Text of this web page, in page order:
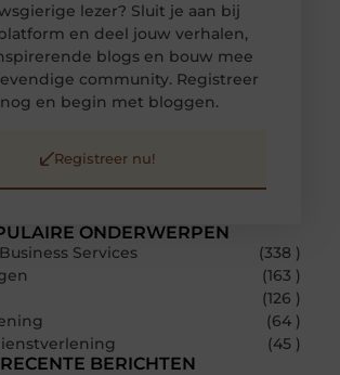
ONDERWERPEN
Services
(338 )
(163 )
(126 )
(64 )
(45 )
RECENTE BERICHTEN
lezer? Sluit je aan bij
en deel jouw verhalen,
blogs en bouw mee
community. Registreer
en begin met bloggen.
Registreer nu!